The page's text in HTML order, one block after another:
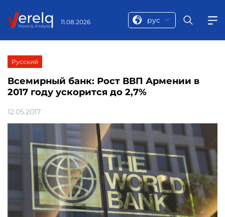
11.08.2026 рус
Русский
Всемирный банк: Рост ВВП Армении в
2017 году ускорится до 2,7%
12.05.2017